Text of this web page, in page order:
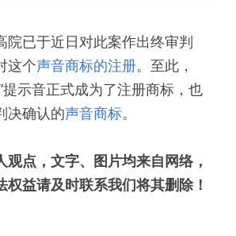
院已于近日对此案作出终审判
这个声音商标的注册。至此，
提示音正式成为了注册商标，也
决确认的声音商标。
观点，文字、图片均来自网络，
权益请及时联系我们将其删除！